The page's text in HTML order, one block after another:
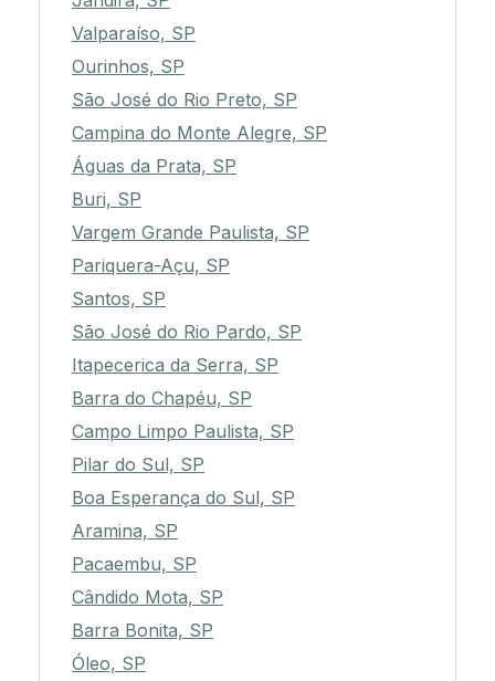
Valparaíso, SP
Ourinhos, SP
São José do Rio Preto, SP
Campina do Monte Alegre, SP
Águas da Prata, SP
Buri, SP
Vargem Grande Paulista, SP
Pariquera-Açu, SP
Santos, SP
São José do Rio Pardo, SP
Itapecerica da Serra, SP
Barra do Chapéu, SP
Campo Limpo Paulista, SP
Pilar do Sul, SP
Boa Esperança do Sul, SP
Aramina, SP
Pacaembu, SP
Cândido Mota, SP
Barra Bonita, SP
Óleo, SP